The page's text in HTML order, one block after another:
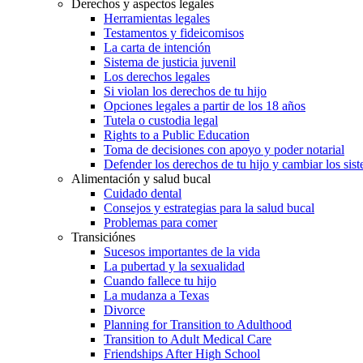
Derechos y aspectos legales
Herramientas legales
Testamentos y fideicomisos
La carta de intención
Sistema de justicia juvenil
Los derechos legales
Si violan los derechos de tu hijo
Opciones legales a partir de los 18 años
Tutela o custodia legal
Rights to a Public Education
Toma de decisiones con apoyo y poder notarial
Defender los derechos de tu hijo y cambiar los
Alimentación y salud bucal
Cuidado dental
Consejos y estrategias para la salud bucal
Problemas para comer
Transiciónes
Sucesos importantes de la vida
La pubertad y la sexualidad
Cuando fallece tu hijo
La mudanza a Texas
Divorce
Planning for Transition to Adulthood
Transition to Adult Medical Care
Friendships After High School